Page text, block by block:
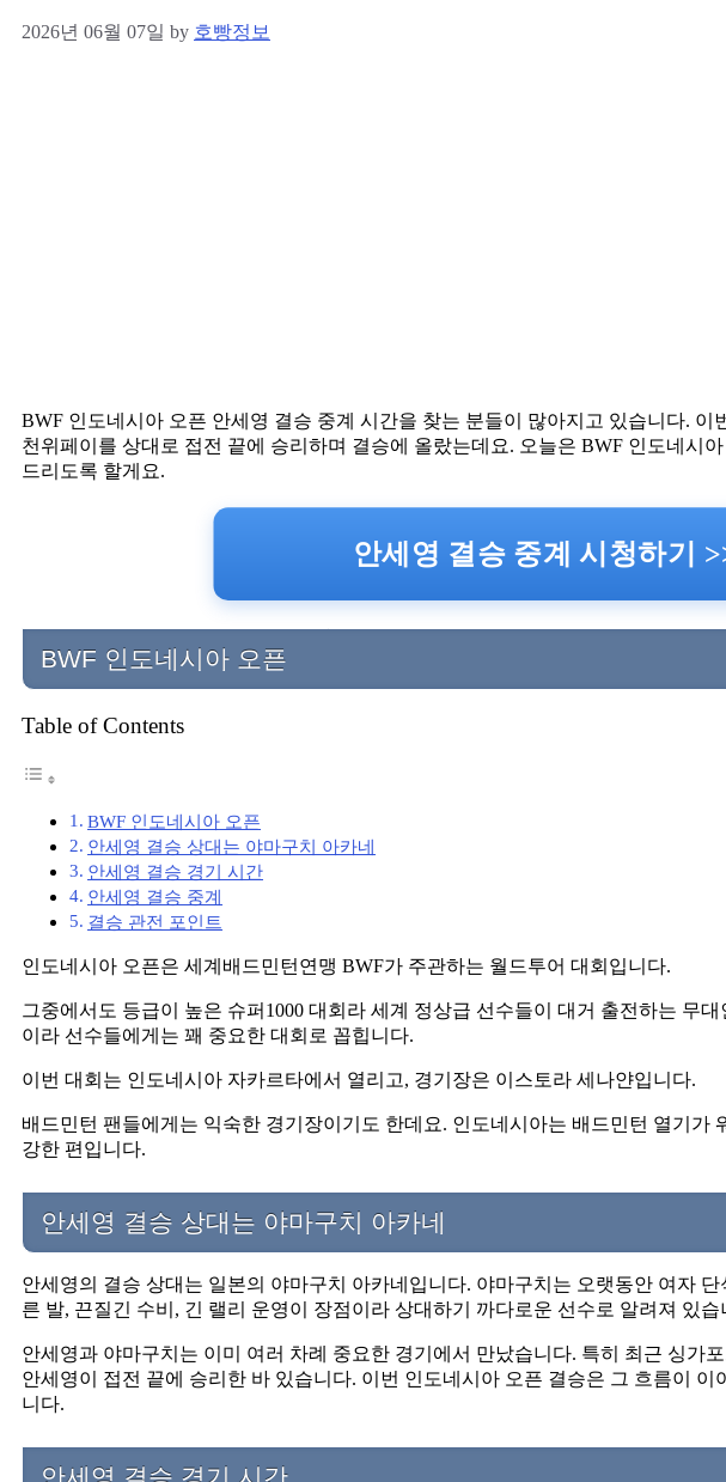
2026년 06월 07일 by 호빵정보
BWF 인도네시아 오픈 안세영 결승 중계 시간을 찾는 분들이 많아지고 있습니다. 이
천위페이를 상대로 접전 끝에 승리하며 결승에 올랐는데요. 오늘은 BWF 인도네시
드리도록 할게요.
안세영 결승 중계 시청하기
BWF 인도네시아 오픈
Table of Contents
BWF 인도네시아 오픈
안세영 결승 상대는 야마구치 아카네
안세영 결승 경기 시간
안세영 결승 중계
결승 관전 포인트
인도네시아 오픈은 세계배드민턴연맹 BWF가 주관하는 월드투어 대회입니다.
그중에서도 등급이 높은 슈퍼1000 대회라 세계 정상급 선수들이 대거 출전하는 무
이라 선수들에게는 꽤 중요한 대회로 꼽힙니다.
이번 대회는 인도네시아 자카르타에서 열리고, 경기장은 이스토라 세나얀입니다.
배드민턴 팬들에게는 익숙한 경기장이기도 한데요. 인도네시아는 배드민턴 열기가
강한 편입니다.
안세영 결승 상대는 야마구치 아카네
안세영의 결승 상대는 일본의 야마구치 아카네입니다. 야마구치는 오랫동안 여자
른 발, 끈질긴 수비, 긴 랠리 운영이 장점이라 상대하기 까다로운 선수로 알려져 있습
안세영과 야마구치는 이미 여러 차례 중요한 경기에서 만났습니다. 특히 최근 싱가
안세영이 접전 끝에 승리한 바 있습니다. 이번 인도네시아 오픈 결승은 그 흐름이
니다.